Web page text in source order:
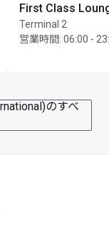
First Class
Terminal 2
営業時間: 06:00 -
のすべ